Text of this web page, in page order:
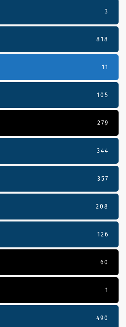
3
818
11
105
279
344
357
208
126
60
1
490